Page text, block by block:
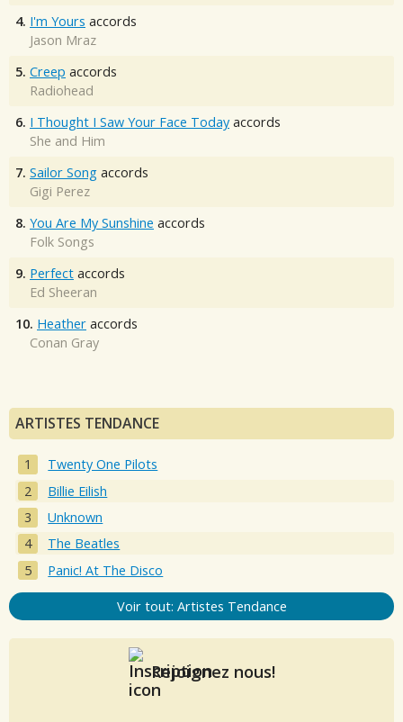
4. I'm Yours accords
Jason Mraz
5. Creep accords
Radiohead
6. I Thought I Saw Your Face Today accords
She and Him
7. Sailor Song accords
Gigi Perez
8. You Are My Sunshine accords
Folk Songs
9. Perfect accords
Ed Sheeran
10. Heather accords
Conan Gray
ARTISTES TENDANCE
Twenty One Pilots
Billie Eilish
Unknown
The Beatles
Panic! At The Disco
Voir tout: Artistes Tendance
Rejoignez nous!